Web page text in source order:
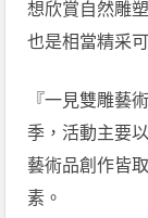
想欣賞自然雕
也是相當精采可
『一見雙雕藝
季，活動主要
藝術品創作皆
素。